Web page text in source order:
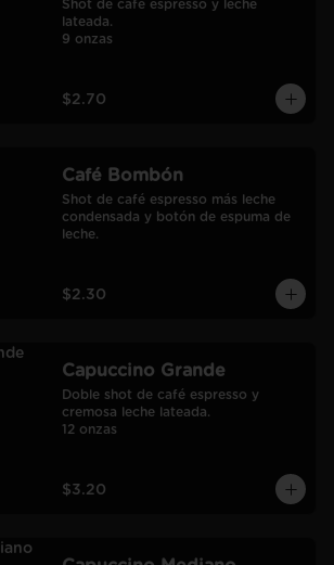
Shot de café espresso y leche
lateada.
9 onzas
$2.70
Café Bombón
Shot de café espresso más leche
condensada y botón de espuma de
leche.
$2.30
Capuccino Grande
Doble shot de café espresso y
cremosa leche lateada.
12 onzas
$3.20